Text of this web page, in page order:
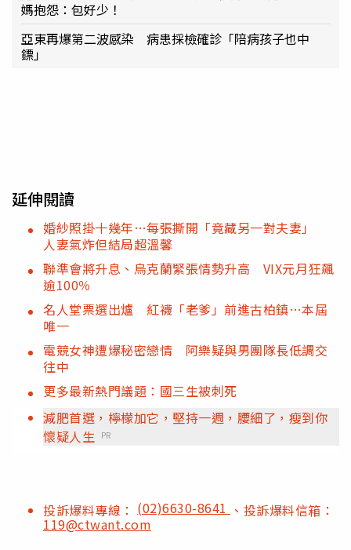
媽抱怨：包好少！
亞東再爆第二波感染 病患採檢確診「陪病孩子也中
鏢」
延伸閱讀
婚紗照掛十幾年…每張撕開「竟藏另一對夫妻」
人妻氣炸但結局超溫馨
聯準會將升息、烏克蘭緊張情勢升高 VIX元月狂飆
逾100％
名人堂票選出爐 紅襪「老爹」前進古柏鎮…本屆
唯一
電競女神遭爆秘密戀情 阿樂疑與男團隊長低調交
往中
更多最新熱門議題：國三生被刺死
減肥首選，檸檬加它，堅持一週，腰細了，瘦到你
懷疑人生
PR
投訴爆料專線： (02)6630-8641 、投訴爆料信箱：
119@ctwant.com